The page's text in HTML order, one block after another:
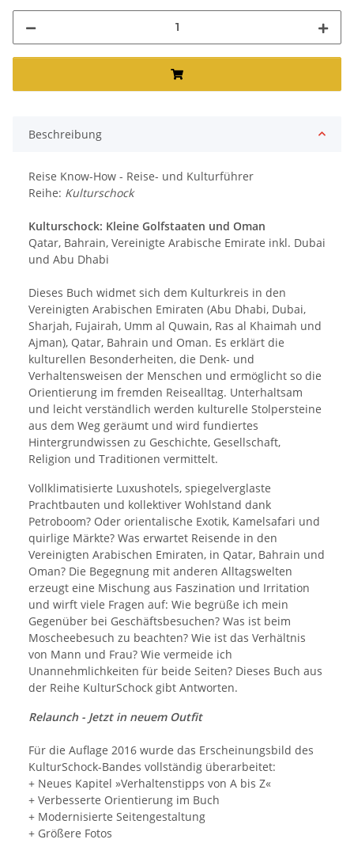
Beschreibung
Reise Know-How - Reise- und Kulturführer
Reihe: Kulturschock
Kulturschock: Kleine Golfstaaten und Oman
Qatar, Bahrain, Vereinigte Arabische Emirate inkl. Dubai
und Abu Dhabi
Dieses Buch widmet sich dem Kulturkreis in den
Vereinigten Arabischen Emiraten (Abu Dhabi, Dubai,
Sharjah, Fujairah, Umm al Quwain, Ras al Khaimah und
Ajman), Qatar, Bahrain und Oman. Es erklärt die
kulturellen Besonderheiten, die Denk- und
Verhaltensweisen der Menschen und ermöglicht so die
Orientierung im fremden Reisealltag. Unterhaltsam
und leicht verständlich werden kulturelle Stolpersteine
aus dem Weg geräumt und wird fundiertes
Hintergrundwissen zu Geschichte, Gesellschaft,
Religion und Traditionen vermittelt.
Vollklimatisierte Luxushotels, spiegelverglaste
Prachtbauten und kollektiver Wohlstand dank
Petroboom? Oder orientalische Exotik, Kamelsafari und
quirlige Märkte? Was erwartet Reisende in den
Vereinigten Arabischen Emiraten, in Qatar, Bahrain und
Oman? Die Begegnung mit anderen Alltagswelten
erzeugt eine Mischung aus Faszination und Irritation
und wirft viele Fragen auf: Wie begrüße ich mein
Gegenüber bei Geschäftsbesuchen? Was ist beim
Moscheebesuch zu beachten? Wie ist das Verhältnis
von Mann und Frau? Wie vermeide ich
Unannehmlichkeiten für beide Seiten? Dieses Buch aus
der Reihe KulturSchock gibt Antworten.
Relaunch - Jetzt in neuem Outfit
Für die Auflage 2016 wurde das Erscheinungsbild des
KulturSchock-Bandes vollständig überarbeitet:
+ Neues Kapitel »Verhaltenstipps von A bis Z«
+ Verbesserte Orientierung im Buch
+ Modernisierte Seitengestaltung
+ Größere Fotos